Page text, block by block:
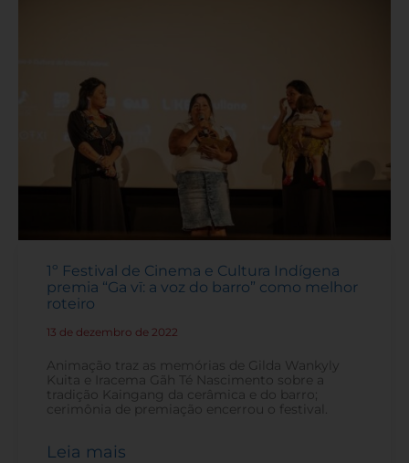
1º Festival de Cinema e Cultura Indígena
premia “Ga vī: a voz do barro” como melhor
roteiro
13 de dezembro de 2022
Animação traz as memórias de Gilda Wankyly
Kuita e Iracema Gãh Té Nascimento sobre a
tradição Kaingang da cerâmica e do barro;
cerimônia de premiação encerrou o festival.
Leia mais